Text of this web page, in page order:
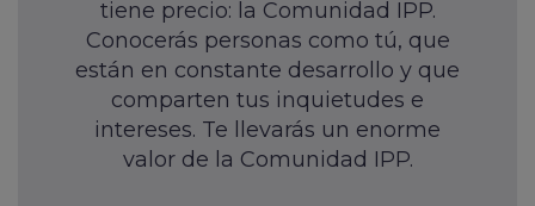
tiene precio: la Comunidad IPP.
Conocerás personas como tú, que
están en constante desarrollo y que
comparten tus inquietudes e
intereses. Te llevarás un enorme
valor de la Comunidad IPP.